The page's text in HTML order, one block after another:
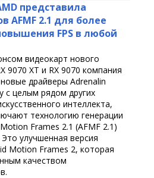
представила
AFMF 2.1 для более
FPS в любой
видеокарт нового
9070 XT и RX 9070 компания
драйверы Adrenalin
с целым рядом других
интеллекта,
технологию генерации
Frames 2.1 (AFMF 2.1)
улучшенная версия
Motion Frames 2, которая
качеством